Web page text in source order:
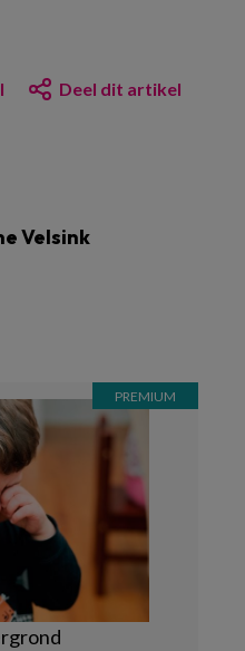
Deel dit artikel
Velsink